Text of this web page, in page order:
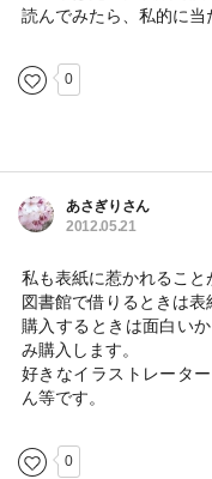
読んでみたら、私的に
0
あさぎりさん
2012.05.21
私も表紙に惹かれること
図書館で借りるときは表
購入するときは面白い
み購入します。
好きなイラストレータ
ん等です。
0